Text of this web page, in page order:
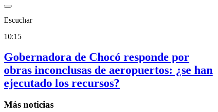
Escuchar
10:15
Gobernadora de Chocó responde por
obras inconclusas de aeropuertos: ¿se han
ejecutado los recursos?
Más noticias